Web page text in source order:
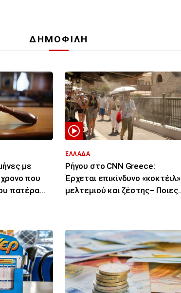
ΔΗΜΟΦΙΛΗ
με
που
πατέρα
ΕΛΛΑΔΑ
Ρήγου στο CNN Greece:
Έρχεται επικίνδυνο «κοκτέιλ»
μελτεμιού και ζέστης– Ποιες